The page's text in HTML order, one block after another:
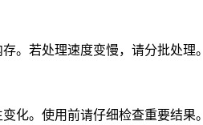
。若处理速度变慢，请分批处理。
化。使用前请仔细检查重要结果。